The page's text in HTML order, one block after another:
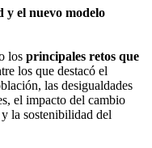
y el nuevo modelo
los principales retos que
los que destacó el
las desigualdades
el impacto del cambio
la sostenibilidad del